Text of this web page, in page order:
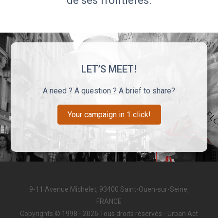
LET’S MEET!
A need ? A question ? A brief to share?
Your campaign in 1 click!
9-11 Avenue Michelet, 93400 Saint-Ouen-sur-Seine,
FRANCE
Copyrights © 1998 - 2026 Tous droits réservés - Urban Act